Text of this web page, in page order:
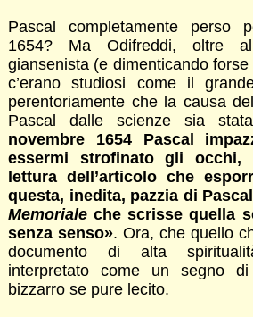
Pascal completamente perso
1654? Ma Odifreddi, oltre
giansenista (e dimenticando
c’erano studiosi come il
perentoriamente che la causa
Pascal dalle scienze sia
novembre 1654 Pascal
essermi strofinato gli occhi,
lettura dell’articolo che
questa, inedita, pazzia di
Memorialeche scrisse quella
senza senso». Ora, che quello
documento di alta
interpretato come un segno
bizzarro se pure lecito.